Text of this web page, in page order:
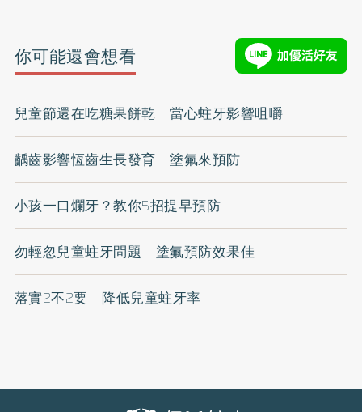
你可能還會想看
兒童節還在吃糖果餅乾 當心蛀牙影響咀嚼
齲齒影響恆齒生長發育 塗氟來預防
小孩一口爛牙？教你5招提早預防
勿輕忽兒童蛀牙問題 塗氟預防效果佳
落實2不2要 降低兒童蛀牙率